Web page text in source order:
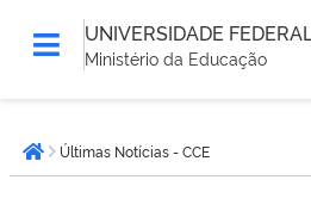
UNIVERSIDADE
Ministério da Educação
está
aqui:Página inicial
Últimas Notícias - CCE